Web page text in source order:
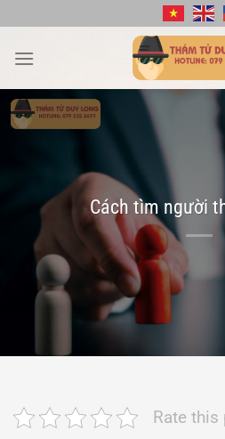
qua
nội
Cách tìm người
Rate this